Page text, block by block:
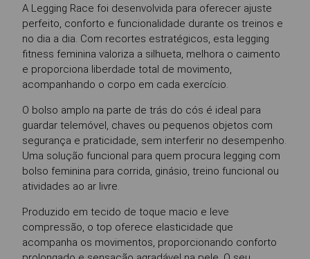
A Legging Race foi desenvolvida para oferecer ajuste
perfeito, conforto e funcionalidade durante os treinos e
no dia a dia. Com recortes estratégicos, esta legging
fitness feminina valoriza a silhueta, melhora o caimento
e proporciona liberdade total de movimento,
acompanhando o corpo em cada exercício.
O bolso amplo na parte de trás do cós é ideal para
guardar telemóvel, chaves ou pequenos objetos com
segurança e praticidade, sem interferir no desempenho.
Uma solução funcional para quem procura legging com
bolso feminina para corrida, ginásio, treino funcional ou
atividades ao ar livre.
Produzido em tecido de toque macio e leve
compressão, o top oferece elasticidade que
acompanha os movimentos, proporcionando conforto